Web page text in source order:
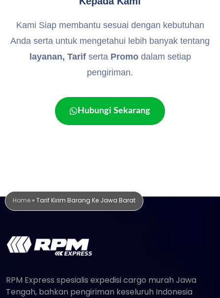
Kami Siap membantu sesuai dengan kebutuhan
Anda serta untuk mengetahui lebih banyak tentang
layanan, Tarif serta Promodalam setiap
pengiriman.
Hubungi Sekarang
Home» Tarif Kirim Barang Ke Jawa Barat
RPM Express spesialis expedisi cargo murah Jawa
Tengah, bahkan pengiriman keseluruh Indonesia